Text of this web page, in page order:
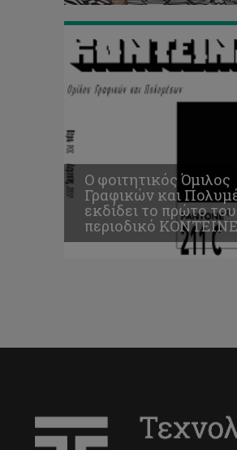
Ο φοιτητικός Όμιλος
Γραφικών και
εκδίδει το πρώτο του
περιοδικό